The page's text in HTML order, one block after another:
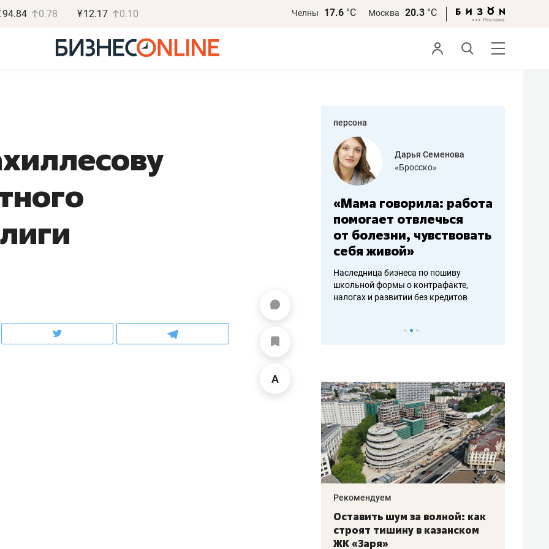
94.84 0.78 ¥12.17 0.10 Челны 17.6 °С Москва 20.3 °С
персона
Василь Мазитов
МАРТ
«Не зная местных
потерять минимум
Дарья Семенова
«Бросско»
«Мама говорила: работа
помогает отвлечься
от болезни, чувствовать
себя живой»
Наследница бизнеса по пошиву
школьной формы о контрафакте,
налогах и развитии без кредитов
Рекомендуем
Оставить шум за волной: как
строят тишину в казанском
ЖК «Заря»